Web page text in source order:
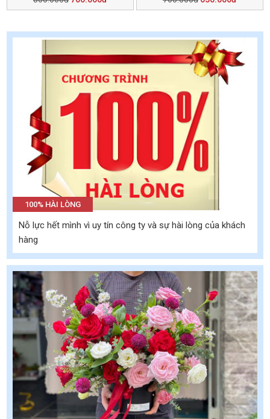
100% HÀI LÒNG
Nỗ lực hết mình vì uy tín công ty và sự hài lòng của khách
hàng